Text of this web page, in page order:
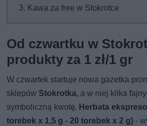
Kawa za free w Stokrotce
Od czwartku w
produkty za 1 zł/1 gr
W czwartek startuje nowa gazetka
sklepów Stokrotka, a w niej kilka
symboliczną kwotę. Herbata
torebek x 1,5 g - 20 torebek x 2 g) -